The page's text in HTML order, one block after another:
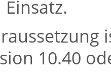
Einsatz.
10.40